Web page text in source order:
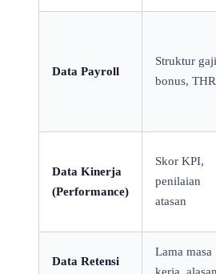
Data Payroll
Struktur
bonus, THR
Data Kinerja
(Performance)
Skor KPI,
penilaian
atasan
Data Retensi
Lama masa